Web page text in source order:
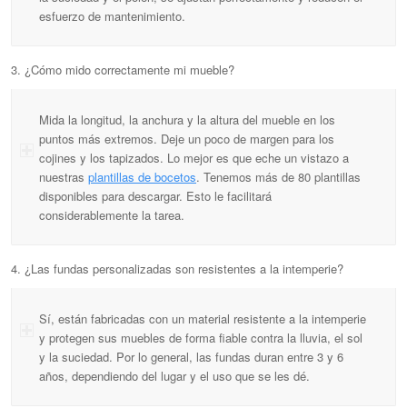
esfuerzo de mantenimiento.
3. ¿Cómo mido correctamente mi mueble?
Mida la longitud, la anchura y la altura del mueble en los
puntos más extremos. Deje un poco de margen para los
cojines y los tapizados. Lo mejor es que eche un vistazo a
nuestras plantillas de bocetos. Tenemos más de 80 plantillas
disponibles para descargar. Esto le facilitará
considerablemente la tarea.
4. ¿Las fundas personalizadas son resistentes a la intemperie?
Sí, están fabricadas con un material resistente a la intemperie
y protegen sus muebles de forma fiable contra la lluvia, el sol
y la suciedad. Por lo general, las fundas duran entre 3 y 6
años, dependiendo del lugar y el uso que se les dé.